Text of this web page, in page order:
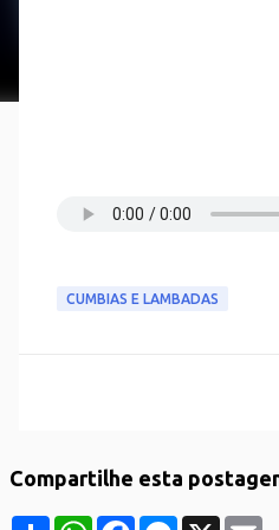
CUMBIAS E LAMBADAS
Compartilhe esta
S W F M X